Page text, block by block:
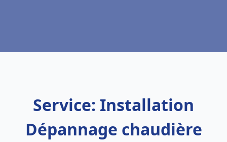
Service: Installation
Dépannage chaudière